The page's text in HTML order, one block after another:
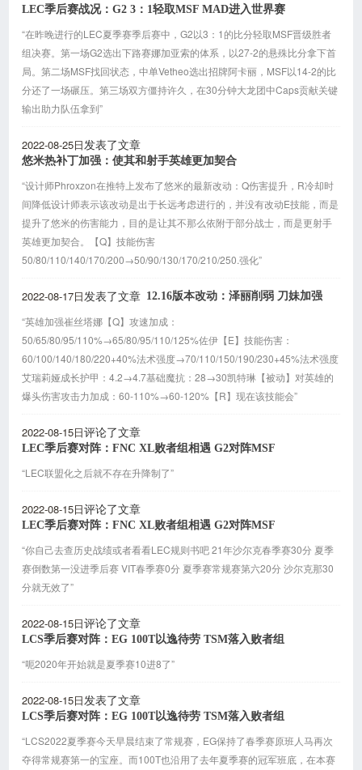
LEC季后赛战况：G2 3：1轻取MSF MAD进入世界赛
“在昨晚进行的LEC夏季赛季后赛中，G2以3：1的比分轻取MSF晋级胜者
组决赛。第一场G2选出下路赛娜加亚索的体系，以27-2的悬殊比分拿下首
局。第二场MSF找回状态，中单Vetheo选出招牌阿卡丽，MSF以14-2的比
分还了一场碾压。第三场双方僵持许久，在30分钟大龙团中Caps贡献关键
输出助力队伍拿到”
2022-08-25日 发表了文章
悠米热补丁加强：使其和射手英雄更加契合
“设计师Phroxzon在推特上发布了悠米的最新改动：Q伤害提升，R冷却时
间降低设计师表示该改动是出于长远考虑进行的，并没有改动E技能，而是
提升了悠米的伤害能力，目的是让其不那么依附于部分战士，而是更射手
英雄更加契合。【Q】技能伤害
50/80/110/140/170/200→50/90/130/170/210/250.强化”
2022-08-17日发表了文章 12.16版本改动：泽丽削弱 刀妹加强
“英雄加强崔丝塔娜【Q】攻速加成：
50/65/80/95/110%→65/80/95/110/125%佐伊【E】技能伤害：
60/100/140/180/220+40%法术强度→70/110/150/190/230+45%法术强度
艾瑞莉娅成长护甲：4.2→4.7基础魔抗：28→30凯特琳【被动】对英雄的
爆头伤害攻击力加成：60-110%→60-120%【R】现在该技能会”
2022-08-15日评论了文章
LEC季后赛对阵：FNC XL败者组相遇 G2对阵MSF
“LEC联盟化之后就不存在升降制了”
2022-08-15日评论了文章
LEC季后赛对阵：FNC XL败者组相遇 G2对阵MSF
“你自己去查历史战绩或者看看LEC规则书吧 21年沙尔克春季赛30分 夏季
赛倒数第一没进季后赛 VIT春季赛0分 夏季赛常规赛第六20分 沙尔克那30
分就无效了”
2022-08-15日评论了文章
LCS季后赛对阵：EG 100T以逸待劳 TSM落入败者组
“呃2020年开始就是夏季赛10进8了”
2022-08-15日发表了文章
LCS季后赛对阵：EG 100T以逸待劳 TSM落入败者组
“LCS2022夏季赛今天早晨结束了常规赛，EG保持了春季赛原班人马再次
夺得常规赛第一的宝座。而100T也沿用了去年夏季赛的冠军班底，在本赛